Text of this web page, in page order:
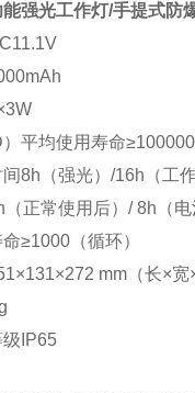
强光工作灯/手提式防
）平均使用寿命
8h（强光）/16h（工作
（正常使用后）/ 8h（电
≥1000（循环）
mm（长×宽×
IP65